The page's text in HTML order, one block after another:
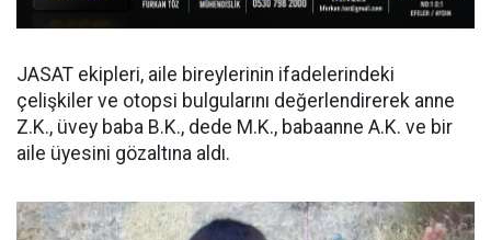
JASAT ekipleri, aile bireylerinin ifadelerindeki
çelişkiler ve otopsi bulgularını değerlendirerek anne
Z.K., üvey baba B.K., dede M.K., babaanne A.K. ve bir
aile üyesini gözaltına aldı.